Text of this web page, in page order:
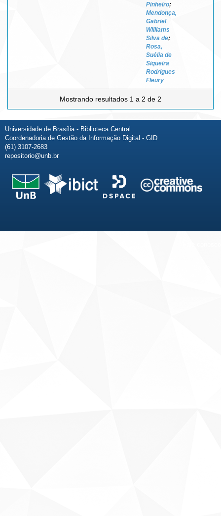
Pinheiro;
Mendonça,
Gabriel
Williams
Silva de;
Rosa,
Suélia de
Siqueira
Rodrigues
Fleury
Mostrando resultados 1 a 2 de 2
Universidade de Brasília - Biblioteca Central
Coordenadoria de Gestão da Informação Digital - GID
(61) 3107-2683
repositorio@unb.br